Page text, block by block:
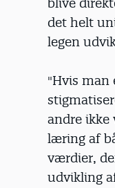
det helt
legen
"Hvis man
andre ikke
læring af
værdier,
udvikling